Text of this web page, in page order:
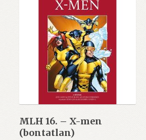
MLH 16. – X-men
(bontatlan)